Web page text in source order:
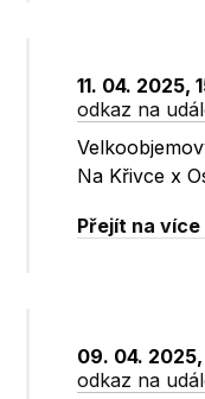
11. 04. 2025,
odkaz na
Na Křivce x
Přejít na
09. 04.
odkaz na